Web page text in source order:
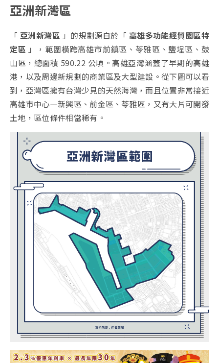
亞洲新灣區
「 亞洲新灣區 」的規劃源自於「 高雄多功能經貿園區特
定區 」，範圍橫跨高雄市前鎮區、苓雅區、鹽埕區、鼓
山區，總面積 590.22 公頃。高雄亞灣涵蓋了早期的高雄
港，以及周邊新規劃的商業區及大型建設。從下圖可以看
到，亞灣區擁有台灣少見的天然海灣，而且位置非常接近
高雄市中心—新興區、前金區、苓雅區，又有大片可開發
土地，區位條件相當稀有。